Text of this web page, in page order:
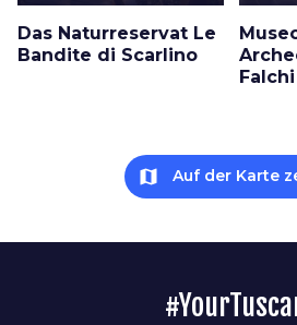
Das Naturreservat Le
Bandite di Scarlino
Falchi
map Auf der Karte